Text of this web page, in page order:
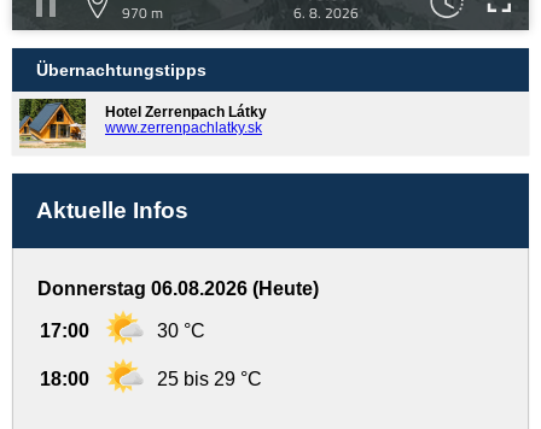
970 m
6. 8. 2026
Übernachtungstipps
Hotel Zerrenpach Látky
www.zerrenpachlatky.sk
Aktuelle Infos
Donnerstag 06.08.2026 (Heute)
17:00 30 °C
18:00 25 bis 29 °C